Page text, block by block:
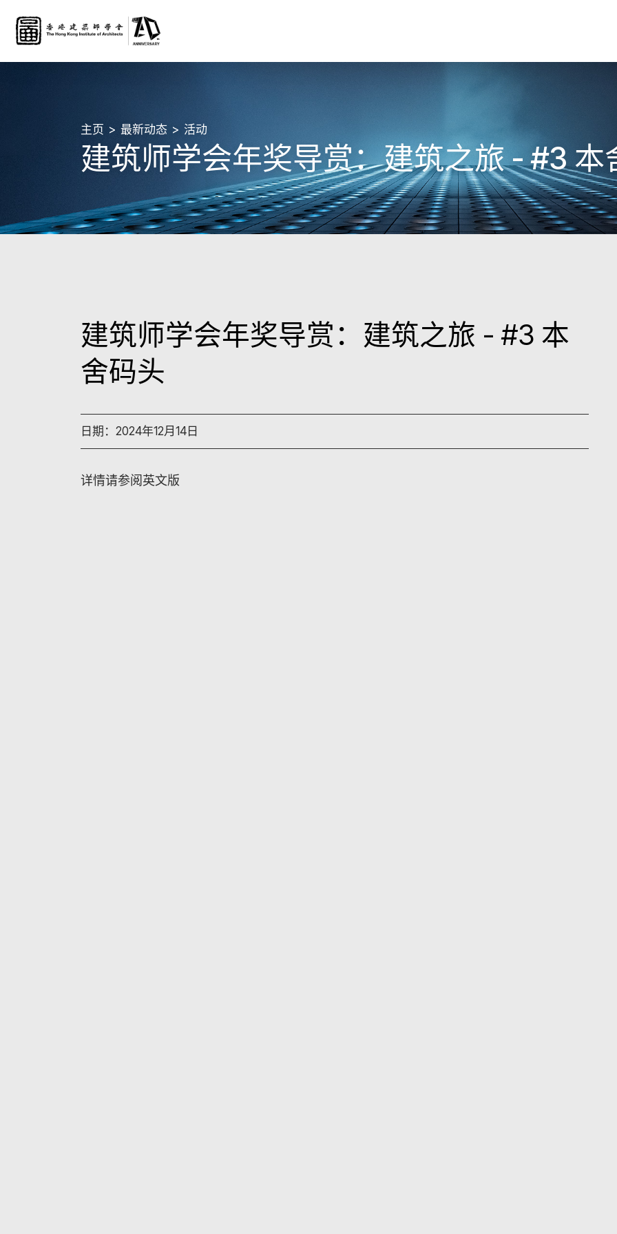
主页 最新动态 活动
建筑师学会年奖导赏：建筑之旅 - #3 本
建筑师学会年奖导赏：建筑之旅 - #3 本
舍码头
日期：2024年12月14日
详情请参阅英文版